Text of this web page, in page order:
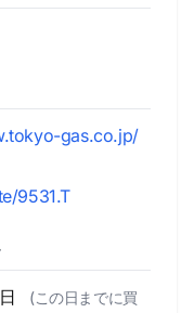
gas.co.jp/
9531.T
(この日までに買